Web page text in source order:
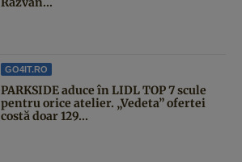
GO4IT.RO
PARKSIDE aduce în LIDL TOP 7 scule
pentru orice atelier. „Vedeta” ofertei
costă doar 129...